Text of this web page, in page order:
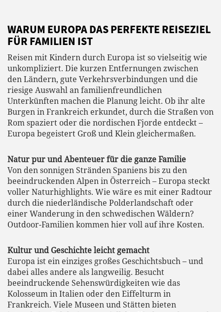
WARUM EUROPA DAS PERFEKTE REISEZIEL
FÜR FAMILIEN IST
Reisen mit Kindern durch Europa ist so vielseitig wie
unkompliziert. Die kurzen Entfernungen zwischen
den Ländern, gute Verkehrsverbindungen und die
riesige Auswahl an familienfreundlichen
Unterkünften machen die Planung leicht. Ob ihr alte
Burgen in Frankreich erkundet, durch die Straßen von
Rom spaziert oder die nordischen Fjorde entdeckt –
Europa begeistert Groß und Klein gleichermaßen.
Natur pur und Abenteuer für die ganze Familie
Von den sonnigen Stränden Spaniens bis zu den
beeindruckenden Alpen in Österreich – Europa steckt
voller Naturhighlights. Wie wäre es mit einer Radtour
durch die niederländische Polderlandschaft oder
einer Wanderung in den schwedischen Wäldern?
Outdoor-Familien kommen hier voll auf ihre Kosten.
Kultur und Geschichte leicht gemacht
Europa ist ein einziges großes Geschichtsbuch – und
dabei alles andere als langweilig. Besucht
beeindruckende Sehenswürdigkeiten wie das
Kolosseum in Italien oder den Eiffelturm in
Frankreich. Viele Museen und Stätten bieten